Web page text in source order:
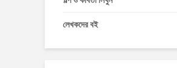
লেখকদের বই